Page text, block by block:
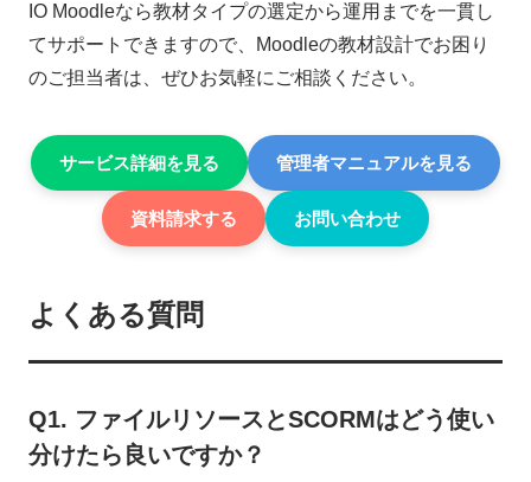
IO Moodleなら教材タイプの選定から運用までを一貫し
てサポートできますので、Moodleの教材設計でお困り
のご担当者は、ぜひお気軽にご相談ください。
サービス詳細を見る 管理者マニュアルを見る
資料請求する お問い合わせ
よくある質問
Q1. ファイルリソースとSCORMはどう使い
分けたら良いですか？